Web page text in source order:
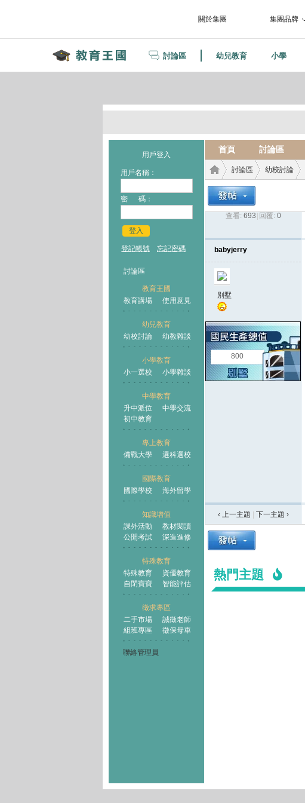
關於集團 集團品牌
討論區 幼兒教育 小學
用戶登入
用戶名稱：
密 碼：
登入
登記帳號 忘記密碼
討論區
教育王國
教育講場
使用意見
幼兒教育
幼校討論
幼教雜談
小學教育
小一選校
小學雜談
中學教育
升中派位
中學交流
初中教育
專上教育
備戰大學
選科選校
國際教育
國際學校
海外留學
知識增值
課外活動
教材閱讀
公開考試
深造進修
特殊教育
特殊教育
資優教育
自閉寶寶
智能評估
徵求專區
二手市場
誠徵老師
組班專區
徵保母車
聯絡管理員
首頁 討論區
王國
討論區
›
幼校討論
查看: 693 回覆: 0
babyjerry
別墅
800
‹ 上一主題
下一主題 ›
熱門主題